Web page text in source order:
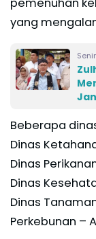
yang
Beberapa
Dinas
Dinas
Dinas
Dinas
Perkebunan –